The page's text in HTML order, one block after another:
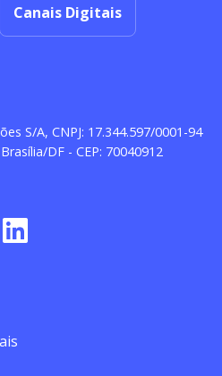
Canais Digitais
S/A, CNPJ: 17.344.597/0001-94
DF - CEP: 70040912